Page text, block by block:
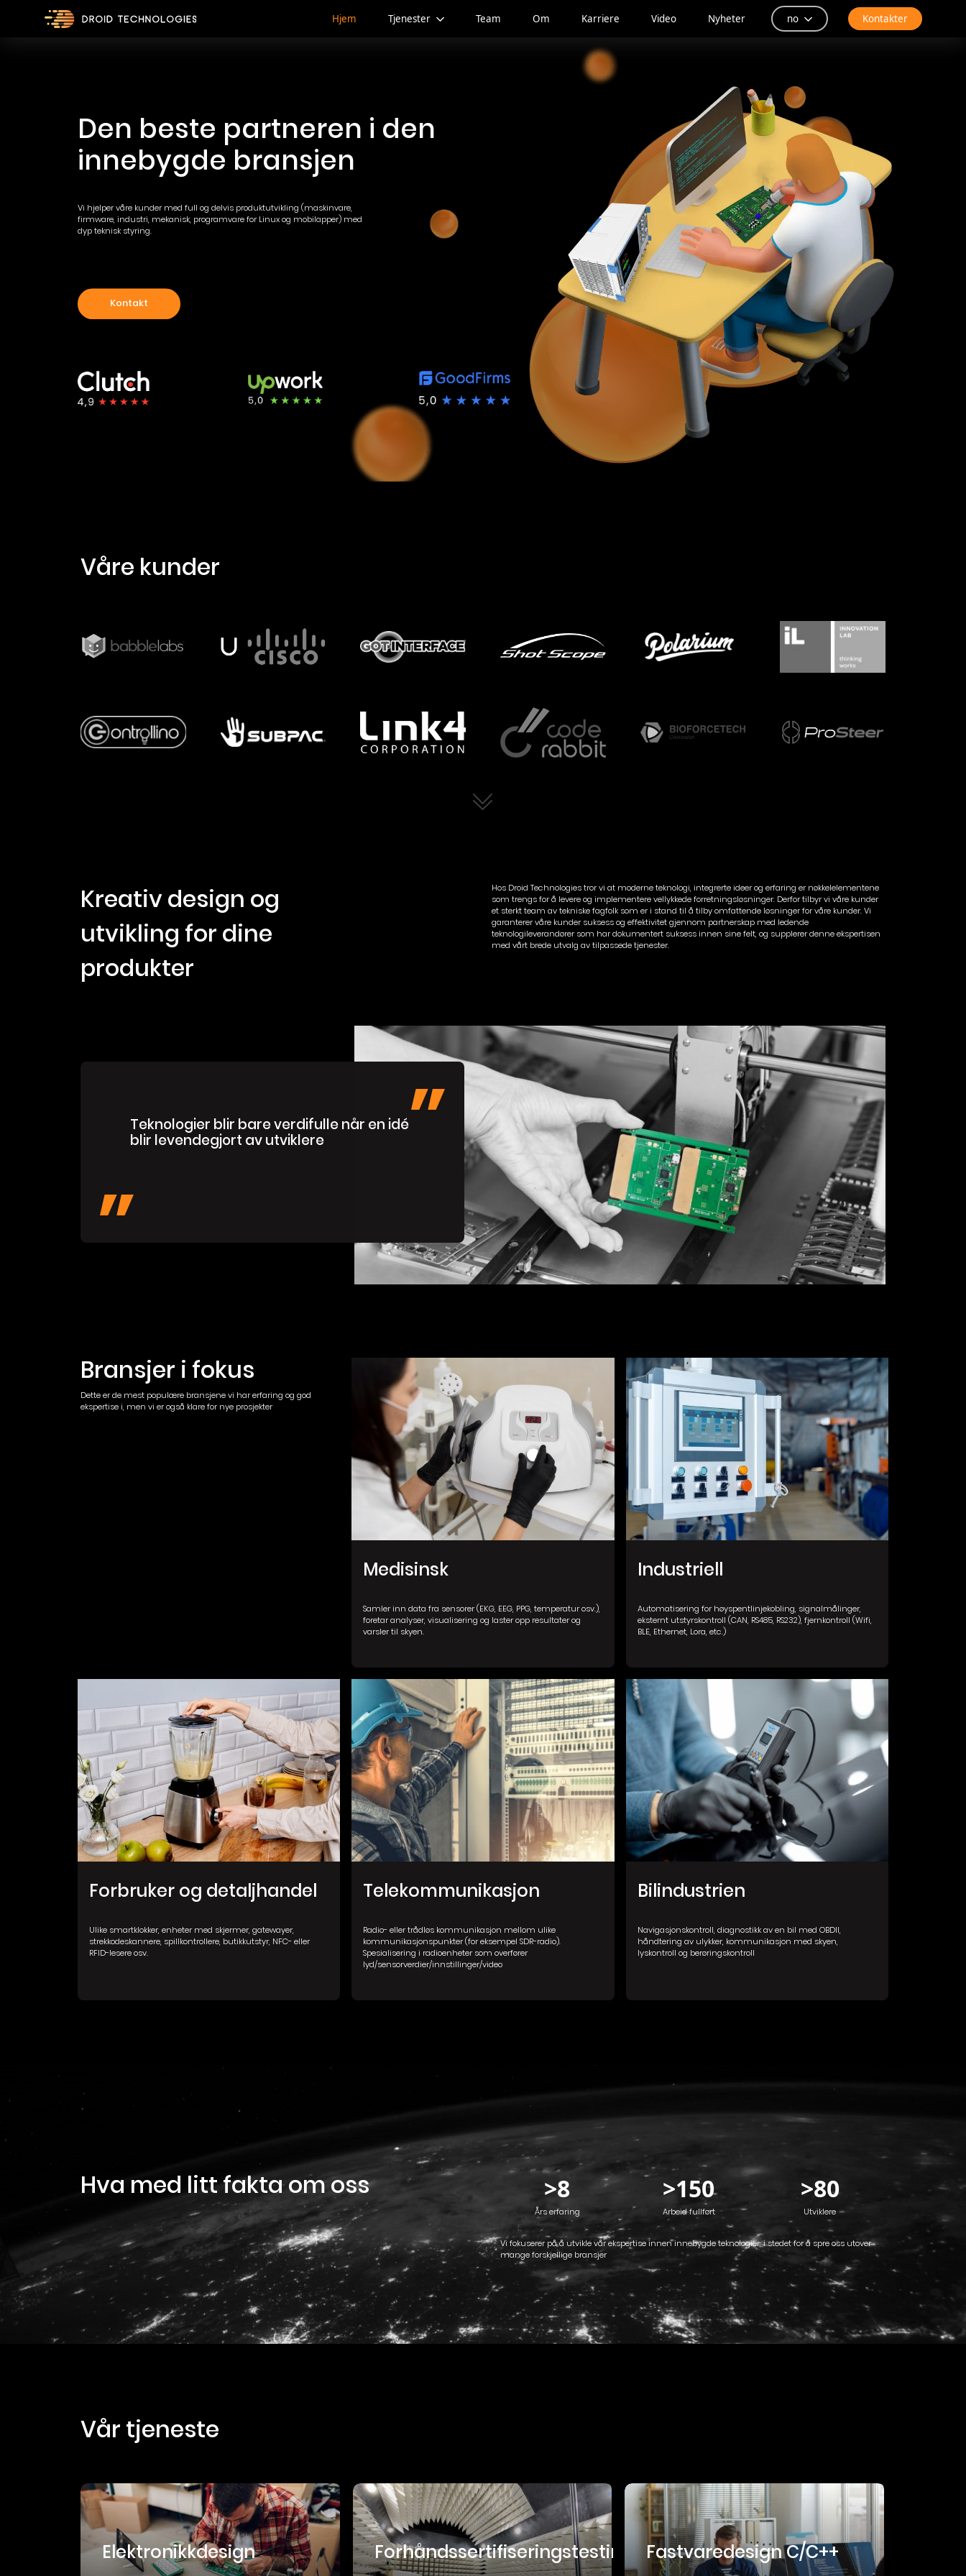
Hjem Tjenester Team Om Karriere Video Nyheter no Kontakter
Den beste partneren i den
Vi hjelper våre kunder med full og delvis produktutvikling (maskinvare,
firmware, industri, mekanisk, programvare for Linux og mobilapper) med
dyp teknisk styring.
Kontakt
våre kunder
Kreativ design og
utvikling for dine
produkter
Hos Droid Technologies tror vi at moderne teknologi, integrerte ideer og erfaring er nøkkelelementene
som trengs for å levere og implementere vellykkede forretningsløsninger. Derfor tilbyr vi våre kunder
et sterkt team av tekniske fagfolk som er i stand til å tilby omfattende løsninger for våre kunder. Vi
garanterer våre kunder suksess og effektivitet gjennom partnerskap med ledende
teknologileverandører som har dokumentert suksess innen sine felt, og supplerer denne ekspertisen
med vårt brede utvalg av tilpassede tjenester.
Teknologier blir bare verdifulle når en idé
blir levendegjort av utviklere
Bransjer i fokus
Dette er de mest populære bransjene vi har erfaring og god
ekspertise i, men vi er også klare for nye prosjekter
Medisinsk
Samler inn data fra sensorer (EKG, EEG, PPG, temperatur osv.),
foretar analyser, visualisering og laster opp resultater og
varsler til skyen.
Industriell
Automatisering for høyspentlinjekobling, signalmålinger,
eksternt utstyrskontroll (CAN, RS485, RS232), fjernkontroll (Wifi,
BLE, Ethernet, Lora, etc.)
Forbruker og detaljhandel
Ulike smartklokker, enheter med skjermer, gatewayer,
strekkodeskannere, spillkontrollere, butikkutstyr, NFC- eller
RFID-lesere osv.
Telekommunikasjon
Radio- eller trådløs kommunikasjon mellom ulike
kommunikasjonspunkter (for eksempel SDR-radio).
Spesialisering i radioenheter som overfører
lyd/sensorverdier/innstillinger/video
Bilindustrien
Navigasjonskontroll, diagnostikk av en bil med OBDII,
håndtering av ulykker, kommunikasjon med skyen,
lyskontroll og berøringskontroll
Hva med litt fakta om oss >8 >150 >80
Års erfaring Arbeid fullført Utviklere
Vi fokuserer på å utvikle vår ekspertise innen innebygde teknologier, i stedet for å spre oss utover
mange forskjellige bransjer
vår tjeneste
Elektronikkdesign Forhåndssertifiseringstesting Fastvaredesign C/C++